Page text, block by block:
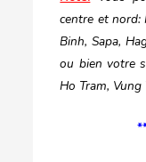
centre et nord:
Binh, Sapa,
ou bien votre
Ho Tram,